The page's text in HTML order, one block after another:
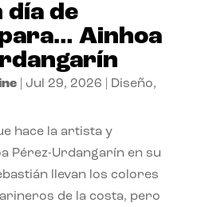
día de
Ainhoa
| Jul 29, 2026 Diseño,
hace la artista y
Pérez-Urdangarín en su
llevan los colores
de la costa, pero